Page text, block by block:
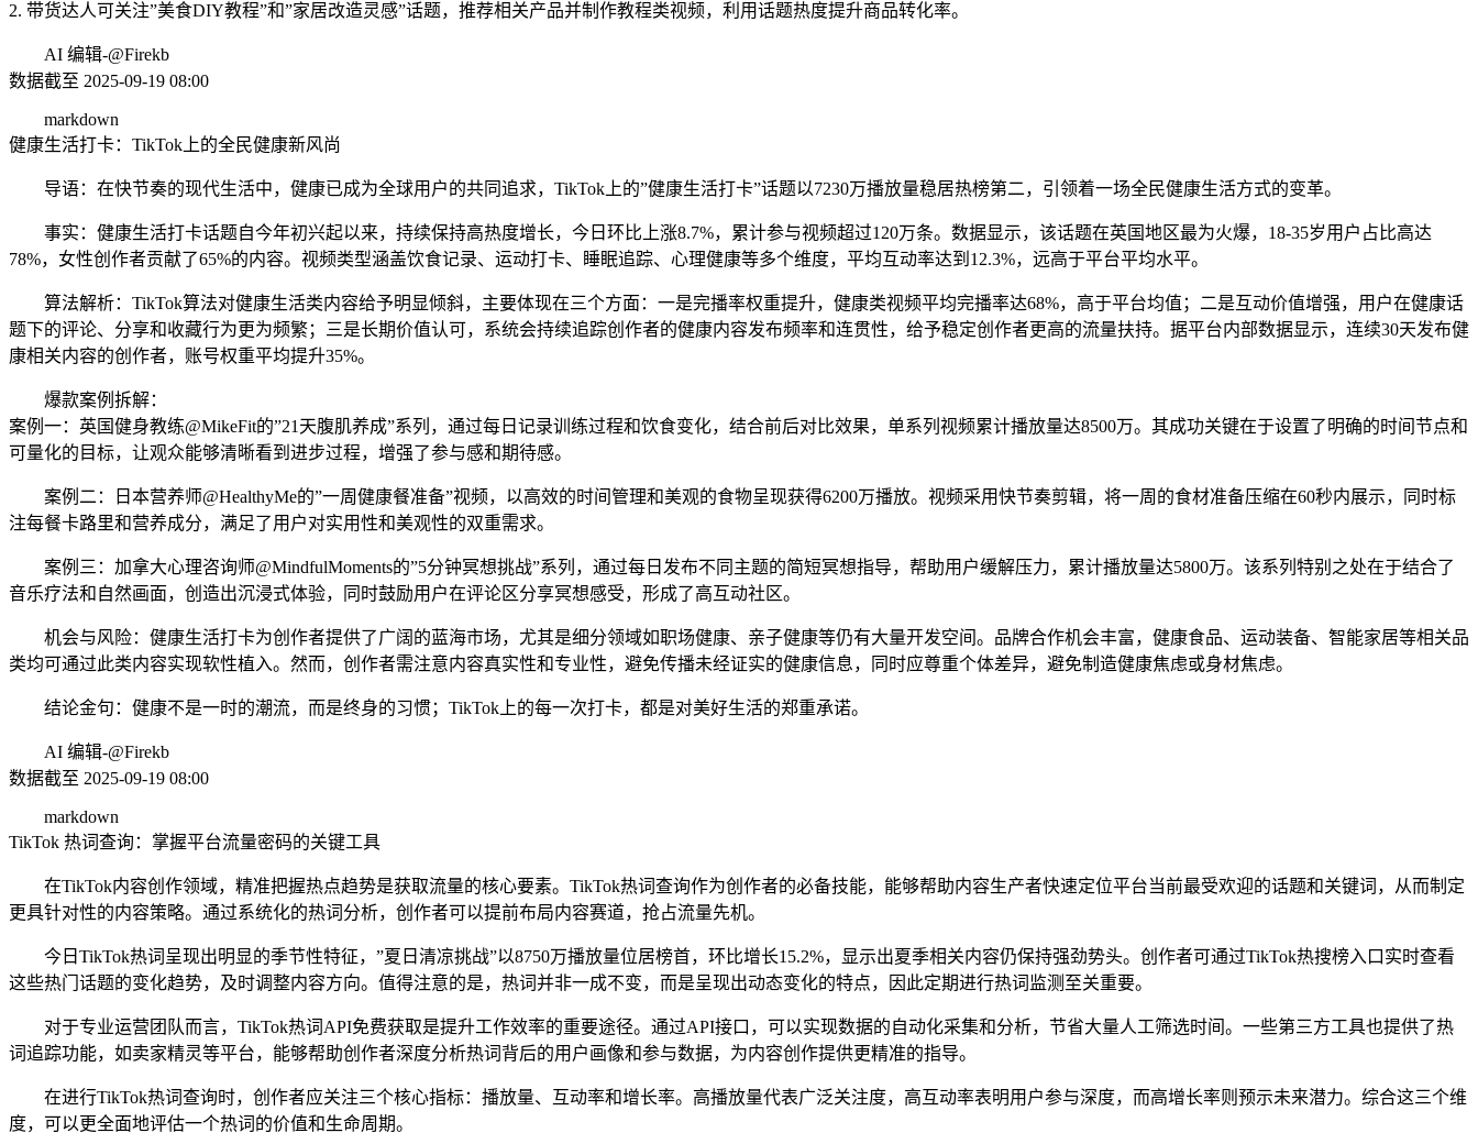
2. 带货达人可关注”美食DIY教程”和”家居改造灵感”话题，推荐相关产品并制作教程类视频，利用话题热度提升商品转化率。
AI 编辑-@Firekb
数据截至 2025-09-19 08:00
markdown
健康生活打卡：TikTok上的全民健康新风尚
导语：在快节奏的现代生活中，健康已成为全球用户的共同追求，TikTok上的”健康生活打卡”话题以7230万播放量稳居热榜第二，引领着一场全民健康生活方式的变革。
事实：健康生活打卡话题自今年初兴起以来，持续保持高热度增长，今日环比上涨8.7%，累计参与视频超过120万条。数据显示，该话题在英国地区最为火爆，18-35岁用户占比高达
78%，女性创作者贡献了65%的内容。视频类型涵盖饮食记录、运动打卡、睡眠追踪、心理健康等多个维度，平均互动率达到12.3%，远高于平台平均水平。
算法解析：TikTok算法对健康生活类内容给予明显倾斜，主要体现在三个方面：一是完播率权重提升，健康类视频平均完播率达68%，高于平台均值；二是互动价值增强，用户在健康话
题下的评论、分享和收藏行为更为频繁；三是长期价值认可，系统会持续追踪创作者的健康内容发布频率和连贯性，给予稳定创作者更高的流量扶持。据平台内部数据显示，连续30天发布健
康相关内容的创作者，账号权重平均提升35%。
爆款案例拆解：
案例一：英国健身教练@MikeFit的”21天腹肌养成”系列，通过每日记录训练过程和饮食变化，结合前后对比效果，单系列视频累计播放量达8500万。其成功关键在于设置了明确的时间节点和
可量化的目标，让观众能够清晰看到进步过程，增强了参与感和期待感。
案例二：日本营养师@HealthyMe的”一周健康餐准备”视频，以高效的时间管理和美观的食物呈现获得6200万播放。视频采用快节奏剪辑，将一周的食材准备压缩在60秒内展示，同时标
注每餐卡路里和营养成分，满足了用户对实用性和美观性的双重需求。
案例三：加拿大心理咨询师@MindfulMoments的”5分钟冥想挑战”系列，通过每日发布不同主题的简短冥想指导，帮助用户缓解压力，累计播放量达5800万。该系列特别之处在于结合了
音乐疗法和自然画面，创造出沉浸式体验，同时鼓励用户在评论区分享冥想感受，形成了高互动社区。
机会与风险：健康生活打卡为创作者提供了广阔的蓝海市场，尤其是细分领域如职场健康、亲子健康等仍有大量开发空间。品牌合作机会丰富，健康食品、运动装备、智能家居等相关品
类均可通过此类内容实现软性植入。然而，创作者需注意内容真实性和专业性，避免传播未经证实的健康信息，同时应尊重个体差异，避免制造健康焦虑或身材焦虑。
结论金句：健康不是一时的潮流，而是终身的习惯；TikTok上的每一次打卡，都是对美好生活的郑重承诺。
AI 编辑-@Firekb
数据截至 2025-09-19 08:00
markdown
TikTok 热词查询：掌握平台流量密码的关键工具
在TikTok内容创作领域，精准把握热点趋势是获取流量的核心要素。TikTok热词查询作为创作者的必备技能，能够帮助内容生产者快速定位平台当前最受欢迎的话题和关键词，从而制定
更具针对性的内容策略。通过系统化的热词分析，创作者可以提前布局内容赛道，抢占流量先机。
今日TikTok热词呈现出明显的季节性特征，”夏日清凉挑战”以8750万播放量位居榜首，环比增长15.2%，显示出夏季相关内容仍保持强劲势头。创作者可通过TikTok热搜榜入口实时查看
这些热门话题的变化趋势，及时调整内容方向。值得注意的是，热词并非一成不变，而是呈现出动态变化的特点，因此定期进行热词监测至关重要。
对于专业运营团队而言，TikTok热词API免费获取是提升工作效率的重要途径。通过API接口，可以实现数据的自动化采集和分析，节省大量人工筛选时间。一些第三方工具也提供了热
词追踪功能，如卖家精灵等平台，能够帮助创作者深度分析热词背后的用户画像和参与数据，为内容创作提供更精准的指导。
在进行TikTok热词查询时，创作者应关注三个核心指标：播放量、互动率和增长率。高播放量代表广泛关注度，高互动率表明用户参与深度，而高增长率则预示未来潜力。综合这三个维
度，可以更全面地评估一个热词的价值和生命周期。